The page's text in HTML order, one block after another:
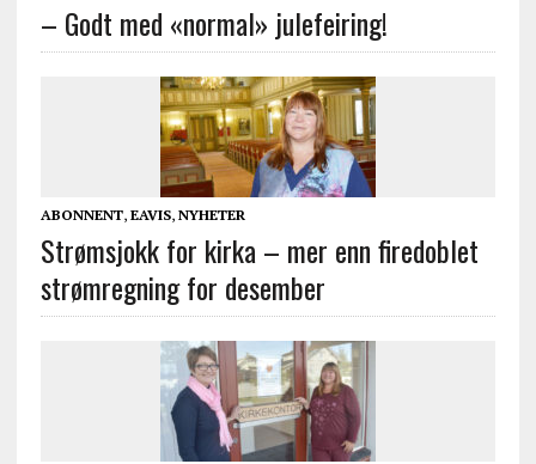
– Godt med «normal» julefeiring!
ABONNENT, EAVIS, NYHETER
Strømsjokk for kirka – mer enn firedoblet
strømregning for desember